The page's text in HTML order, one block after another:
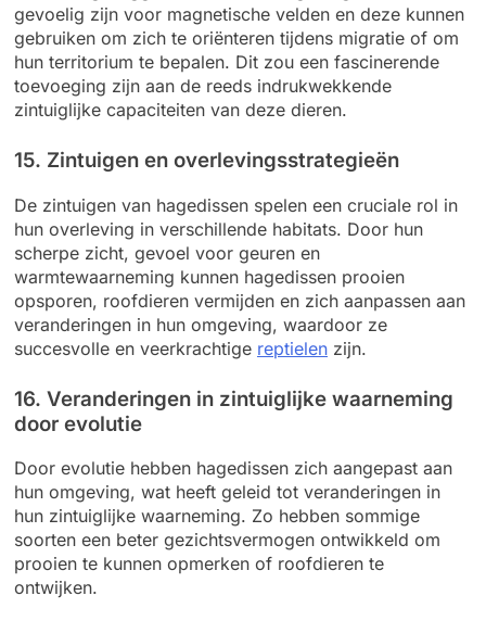
gevoelig zijn voor magnetische velden en deze kunnen
gebruiken om zich te oriënteren tijdens migratie of om
hun territorium te bepalen. Dit zou een fascinerende
toevoeging zijn aan de reeds indrukwekkende
zintuiglijke capaciteiten van deze dieren.
15. Zintuigen en overlevingsstrategieën
De zintuigen van hagedissen spelen een cruciale rol in
hun overleving in verschillende habitats. Door hun
scherpe zicht, gevoel voor geuren en
warmtewaarneming kunnen hagedissen prooien
opsporen, roofdieren vermijden en zich aanpassen aan
veranderingen in hun omgeving, waardoor ze
succesvolle en veerkrachtige reptielen zijn.
16. Veranderingen in zintuiglijke waarneming
door evolutie
Door evolutie hebben hagedissen zich aangepast aan
hun omgeving, wat heeft geleid tot veranderingen in
hun zintuiglijke waarneming. Zo hebben sommige
soorten een beter gezichtsvermogen ontwikkeld om
prooien te kunnen opmerken of roofdieren te
ontwijken.